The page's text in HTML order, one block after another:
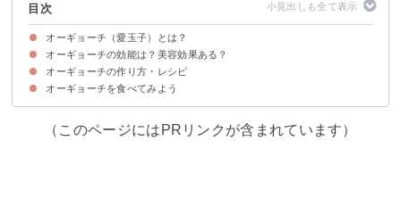
目次
オーギョーチ（愛玉子）とは？
オーギョーチとは台湾のみで栽培されているつる性の植物
オーギョーチの名前の由来
オーギョーチの味・食感
オーギョーチの効能は？美容効果ある？
①アンチエイジング効果
②ダイエット効果
③美白効果
④デトックス効果
オーギョーチの作り方・レシピ
材料
作り方・手順
オーギョーチを食べてみよう
（このページにはPRリンクが含まれています）